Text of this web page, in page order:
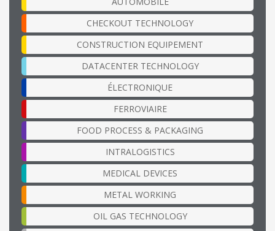
CHECKOUT TECHNOLOGY
CONSTRUCTION EQUIPEMENT
DATACENTER TECHNOLOGY
ÉLECTRONIQUE
FERROVIAIRE
FOOD PROCESS & PACKAGING
INTRALOGISTICS
MEDICAL DEVICES
METAL WORKING
OIL GAS TECHNOLOGY